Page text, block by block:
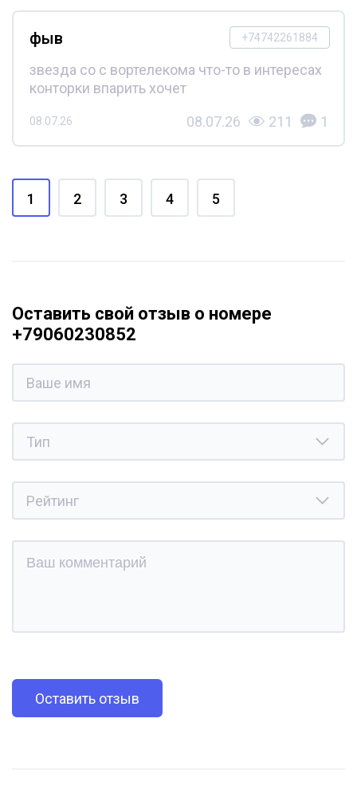
+74742261884
фыв
звезда со с вортелекома что-то в интересах
конторки впарить хочет
08.07.26 08.07.26 211 1
1 2 3 4 5
Оставить свой отзыв о номере
+79060230852
Оставить отзыв